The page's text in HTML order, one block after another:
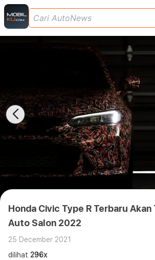
Honda Civic Type R Terbaru Akan
Auto Salon 2022
25 December 2021
dilihat 296x